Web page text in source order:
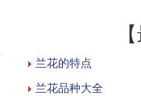
兰花的特点
兰花品种大全